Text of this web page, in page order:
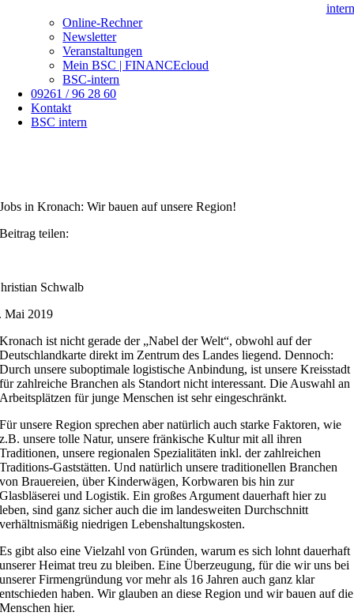
intern
Online-Rechner
Newsletter
Veranstaltungen
Mein BSC | FINANCEcloud
BSC-intern
09261 / 96 28 60
Kontakt
BSC intern
Jobs in Kronach: Wir bauen auf unsere Region!
Beitrag teilen:
Schwalb
Mai 2019
Kronach ist nicht gerade der „Nabel der Welt“, obwohl auf der
Deutschlandkarte direkt im Zentrum des Landes liegend. Dennoch:
Durch unsere suboptimale logistische Anbindung, ist unsere Kreisstadt
für zahlreiche Branchen als Standort nicht interessant. Die Auswahl an
Arbeitsplätzen für junge Menschen ist sehr eingeschränkt.
Für unsere Region sprechen aber natürlich auch starke Faktoren, wie
z.B. unsere tolle Natur, unsere fränkische Kultur mit all ihren
Traditionen, unsere regionalen Spezialitäten inkl. der zahlreichen
Traditions-Gaststätten. Und natürlich unsere traditionellen Branchen
von Brauereien, über Kinderwägen, Korbwaren bis hin zur
Glasbläserei und Logistik. Ein großes Argument dauerhaft hier zu
leben, sind ganz sicher auch die im landesweiten Durchschnitt
verhältnismäßig niedrigen Lebenshaltungskosten.
Es gibt also eine Vielzahl von Gründen, warum es sich lohnt dauerhaft
unserer Heimat treu zu bleiben. Eine Überzeugung, für die wir uns bei
unserer Firmengründung vor mehr als 16 Jahren auch ganz klar
entschieden haben. Wir glauben an diese Region und wir bauen auf die
Menschen hier.